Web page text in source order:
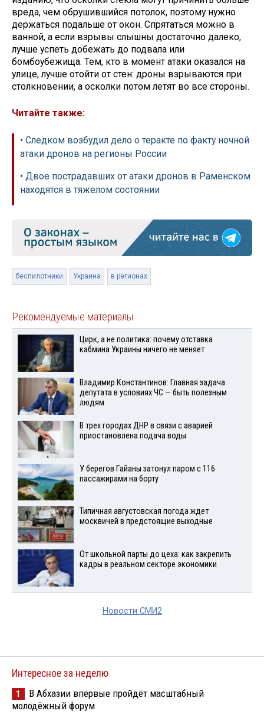
вреда, чем обрушившийся потолок, поэтому нужно
держаться подальше от окон. Спрятаться можно в
ванной, а если взрывы слышны достаточно далеко,
лучше успеть добежать до подвала или
бомбоубежища. Тем, кто в момент атаки оказался на
улице, лучше отойти от стен: дроны взрываются при
столкновении, а осколки потом летят во все стороны.
Читайте также:
• Следком возбудил дело о теракте по факту ночной
атаки дронов на регионы России
• Двое пострадавших от атаки дронов в Раменском
находятся в тяжелом состоянии
беспилотники Украина в регионах
Рекомендуемые материалы
Цирк, а не политика: почему отставка
кабмина Украины ничего не меняет
Владимир Константинов: Главная задача
депутата в условиях ЧС — быть полезным
людям
В трех городах ДНР в связи с аварией
приостановлена подача воды
У берегов Гайаны затонул паром с 116
пассажирами на борту
Типичная августовская погода ждет
москвичей в предстоящие выходные
От школьной парты до цеха: как закрепить
кадры в реальном секторе экономики
Новости СМИ2
Интересное за неделю
1
В Абхазии впервые пройдёт масштабный
молодёжный форум